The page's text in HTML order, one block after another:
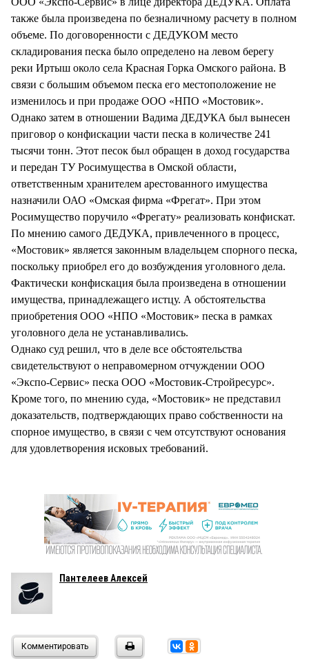
также была произведена по безналичному расчету в полном
объеме. По договоренности с ДЕДУКОМ место
складирования песка было определено на левом берегу
реки Иртыш около села Красная Горка Омского района. В
связи с большим объемом песка его местоположение не
изменилось и при продаже ООО «НПО «Мостовик».
Однако затем в отношении Вадима ДЕДУКА был вынесен
приговор о конфискации части песка в количестве 241
тысячи тонн. Этот песок был обращен в доход государства
и передан ТУ Росимущества в Омской области,
ответственным хранителем арестованного имущества
назначили ОАО «Омская фирма «Фрегат». При этом
Росимущество поручило «Фрегату» реализовать конфискат.
По мнению самого ДЕДУКА, привлеченного в процесс,
«Мостовик» является законным владельцем спорного песка,
поскольку приобрел его до возбуждения уголовного дела.
Фактически конфискация была произведена в отношении
имущества, принадлежащего истцу. А обстоятельства
приобретения ООО «НПО «Мостовик» песка в рамках
уголовного дела не устанавливались.
Однако суд решил, что в деле все обстоятельства
свидетельствуют о неправомерном отчуждении ООО
«Экспо-Сервис» песка ООО «Мостовик-Стройресурс».
Кроме того, по мнению суда, «Мостовик» не представил
доказательств, подтверждающих право собственности на
спорное имущество, в связи с чем отсутствуют основания
для удовлетворения исковых требований.
Пантелеев Алексей
Комментировать